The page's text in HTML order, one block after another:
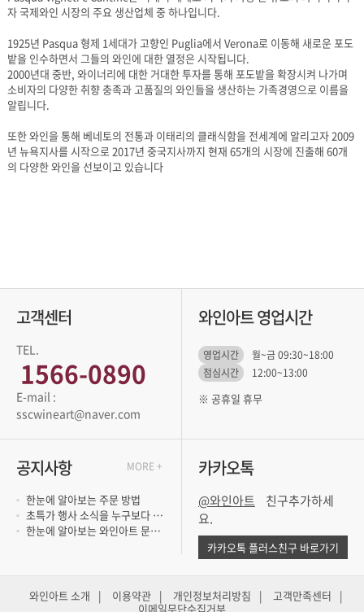
자 국제와인 시장의 주요 생산업체 중 하나입니다.
밭을 인수하면서 그들의 와인에 대한 열정은 시작됩니다.
알립니다.
의 다양한 와인을 선보이고 있습니다
고객센터
TEL.
1566-0890
sscwineart@naver.com
와인아트 영업시간
영업시간
월~금 09:30~18:00
점심시간
12:00~13:00
※ 공휴일 휴무
공지사항
한눈에 알아보는 주문 방법
초특가 행사 소식을 누구보다 빨리 듣고 싶..
한눈에 알아보는 와인아트 문의 방법
MORE + 카카오톡
@와인아트
요.
카카오톡 플러스친구 바로가기
와인아트 소개 | 이용약관 | 개인정보처리방침 | 고객만족센터
|
이메일무단수집거부